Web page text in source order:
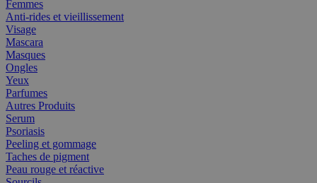
Femmes
Anti-rides et vieillissement
Visage
Mascara
Masques
Ongles
Yeux
Parfumes
Autres Produits
Serum
Psoriasis
Peeling et gommage
Taches de pigment
Peau rouge et réactive